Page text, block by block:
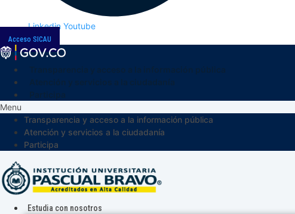
Linkedin Youtube
Acceso SICAU
Menu
Transparencia y acceso a la información pública
Atención y servicios a la ciudadanía
Participa
Estudia con nosotros